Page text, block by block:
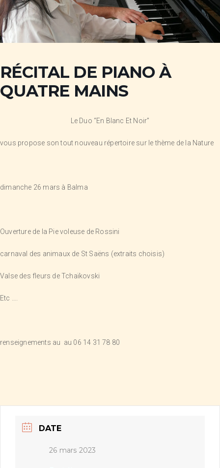
RÉCITAL DE PIANO À
QUATRE MAINS
Le Duo “En Blanc Et Noir”
vous propose son tout nouveau répertoire sur le thème de la Nature
dimanche 26 mars à Balma
Ouverture de la Pie voleuse de Rossini
carnaval des animaux de St Saëns (extraits choisis)
Valse des fleurs de Tchaïkovski
Etc ….
renseignements au au 06 14 31 78 80
DATE
26 mars 2023